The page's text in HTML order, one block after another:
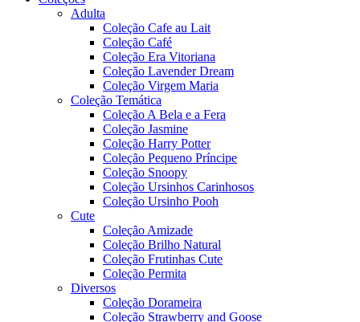
Adulta
Coleção Cafe au Lait
Coleção Café
Coleção Era Vitoriana
Coleção Lavender Dream
Coleção Virgem Maria
Coleção Temática
Coleção A Bela e a Fera
Coleção Jasmine
Coleção Harry Potter
Coleção Pequeno Príncipe
Coleção Snoopy
Coleção Ursinhos Carinhosos
Coleção Ursinho Pooh
Cute
Coleção Amizade
Coleção Brilho Natural
Coleção Frutinhas Cute
Coleção Permita
Diversos
Coleção Dorameira
Coleção Strawberry and Goose